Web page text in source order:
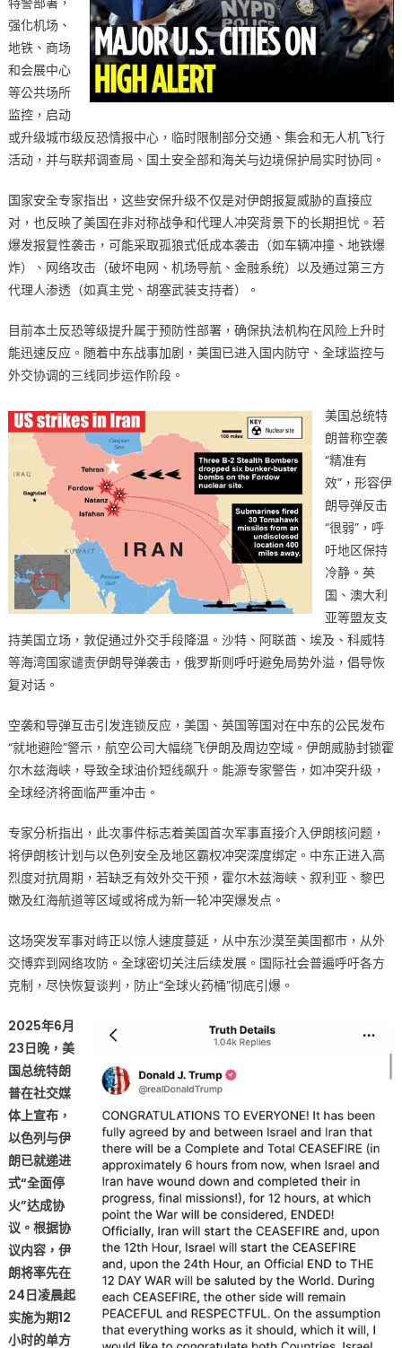
强化机场、
地铁、商场
和会展中心
等公共场所
监控，启动
或升级城市级反恐情报中心，临时限制部分交通、集会和无人机飞行
活动，并与联邦调查局、国土安全部和海关与边境保护局实时协同。
国家安全专家指出，这些安保升级不仅是对伊朗报复威胁的直接应
对，也反映了美国在非对称战争和代理人冲突背景下的长期担忧。若
爆发报复性袭击，可能采取孤狼式低成本袭击（如车辆冲撞、地铁爆
炸）、网络攻击（破坏电网、机场导航、金融系统）以及通过第三方
代理人渗透（如真主党、胡塞武装支持者）。
目前本土反恐等级提升属于预防性部署，确保执法机构在风险上升时
能迅速反应。随着中东战事加剧，美国已进入国内防守、全球监控与
外交协调的三线同步运作阶段。
美国总统特
朗普称空袭
“精准有
效”，形容伊
朗导弹反击
“很弱”，呼
吁地区保持
冷静。英
国、澳大利
亚等盟友支
持美国立场，敦促通过外交手段降温。沙特、阿联酋、埃及、科威特
等海湾国家谴责伊朗导弹袭击，俄罗斯则呼吁避免局势外溢，倡导恢
复对话。
空袭和导弹互击引发连锁反应，美国、英国等国对在中东的公民发布
“就地避险”警示，航空公司大幅绕飞伊朗及周边空域。伊朗威胁封锁霍
尔木兹海峡，导致全球油价短线飙升。能源专家警告，如冲突升级，
全球经济将面临严重冲击。
专家分析指出，此次事件标志着美国首次军事直接介入伊朗核问题，
将伊朗核计划与以色列安全及地区霸权冲突深度绑定。中东正进入高
烈度对抗周期，若缺乏有效外交干预，霍尔木兹海峡、叙利亚、黎巴
嫩及红海航道等区域或将成为新一轮冲突爆发点。
这场突发军事对峙正以惊人速度蔓延，从中东沙漠至美国都市，从外
交博弈到网络攻防。全球密切关注后续发展。国际社会普遍呼吁各方
克制，尽快恢复谈判，防止“全球火药桶”彻底引爆。
2025年6月
23日晚，美
国总统特朗
普在社交媒
体上宣布，
以色列与伊
朗已就递进
式“全面停
火”达成协
议。根据协
议内容，伊
朗将率先在
24日凌晨起
实施为期12
小时的单方